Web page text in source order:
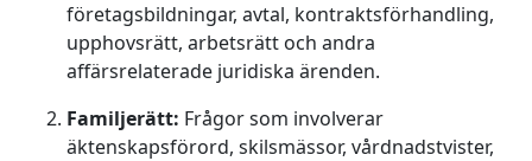
företagsbildningar, avtal, kontraktsförhandling,
upphovsrätt, arbetsrätt och andra
affärsrelaterade juridiska ärenden.
Familjerätt: Frågor som involverar
äktenskapsförord, skilsmässor, vårdnadstvister,